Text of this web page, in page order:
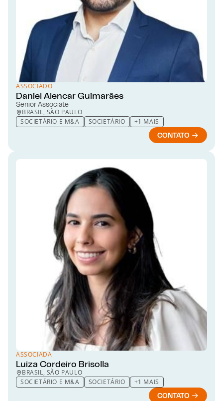
ASSOCIADO
Daniel Alencar Guimarães
Senior Associate
BRASIL, SÃO PAULO
SOCIETÁRIO E M&A
SOCIETÁRIO +1 MAIS
CONTATO
ASSOCIADA
Luiza Cordeiro Brisolla
BRASIL, SÃO PAULO
SOCIETÁRIO E M&A
SOCIETÁRIO +1 MAIS
CONTATO